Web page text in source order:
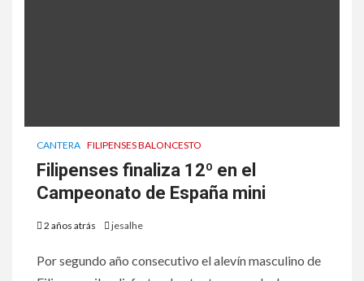
CANTERA FILIPENSES BALONCESTO
Filipenses finaliza 12º en el
Campeonato de España mini
2 años atrás jesalhe
Por segundo año consecutivo el alevín masculino de